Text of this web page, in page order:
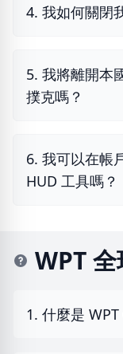
4. 我如何關閉
5. 我將離開本
撲克嗎？
6. 我可以在帳
HUD 工具嗎？
WPT
1. 什麼是